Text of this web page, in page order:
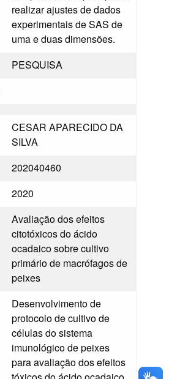
realizar ajustes de dados
experimentais de SAS de
uma e duas dimensões.
PESQUISA
CESAR APARECIDO DA
SILVA
202040460
2020
Avaliação dos efeitos
citotóxicos do ácido
ocadaico sobre cultivo
primário de macrófagos de
peixes
Desenvolvimento de
protocolo de cultivo de
células do sistema
imunológico de peixes
para avaliação dos efeitos